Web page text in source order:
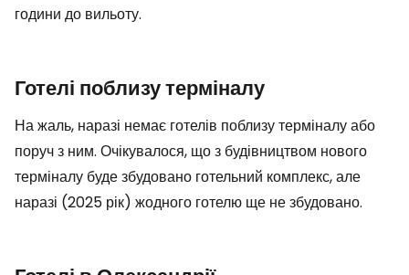
години до вильоту.
Готелі поблизу терміналу
На жаль, наразі немає готелів поблизу терміналу або
поруч з ним. Очікувалося, що з будівництвом нового
терміналу буде збудовано готельний комплекс, але
наразі (2025 рік) жодного готелю ще не збудовано.